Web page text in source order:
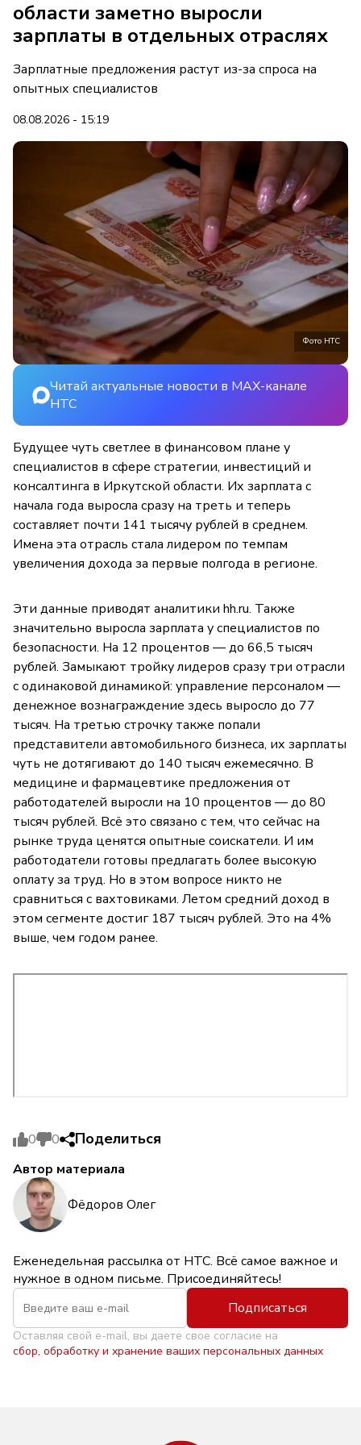
области заметно выросли
зарплаты в отдельных отраслях
Зарплатные предложения растут из-за спроса на
опытных специалистов
08.08.2026 - 15:19
Фото НТС
Читай актуальные новости в MAX-канале
НТС
Будущее чуть светлее в финансовом плане у
специалистов в сфере стратегии, инвестиций и
консалтинга в Иркутской области. Их зарплата с
начала года выросла сразу на треть и теперь
составляет почти 141 тысячу рублей в среднем.
Имена эта отрасль стала лидером по темпам
увеличения дохода за первые полгода в регионе.
Эти данные приводят аналитики hh.ru. Также
значительно выросла зарплата у специалистов по
безопасности. На 12 процентов — до 66,5 тысяч
рублей. Замыкают тройку лидеров сразу три отрасли
с одинаковой динамикой: управление персоналом —
денежное вознаграждение здесь выросло до 77
тысяч. На третью строчку также попали
представители автомобильного бизнеса, их зарплаты
чуть не дотягивают до 140 тысяч ежемесячно. В
медицине и фармацевтике предложения от
работодателей выросли на 10 процентов — до 80
тысяч рублей. Всё это связано с тем, что сейчас на
рынке труда ценятся опытные соискатели. И им
работодатели готовы предлагать более высокую
оплату за труд. Но в этом вопросе никто не
сравниться с вахтовиками. Летом средний доход в
этом сегменте достиг 187 тысяч рублей. Это на 4%
выше, чем годом ранее.
0 0 Поделиться
Автор материала
Фёдоров Олег
Еженедельная рассылка от НТС. Всё самое важное и
нужное в одном письме. Присоединяйтесь!
Подписаться
Оставляя свой e-mail, вы даете свое согласие на
сбор, обработку и хранение ваших персональных данных